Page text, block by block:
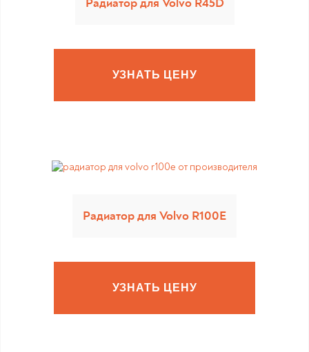
УЗНАТЬ ЦЕНУ
Радиатор для Volvo R100E
УЗНАТЬ ЦЕНУ